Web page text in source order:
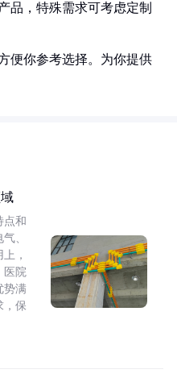
品，特殊需求可考虑定制
便你参考选择。为你提供
点和
、
，
医院
势满
，保